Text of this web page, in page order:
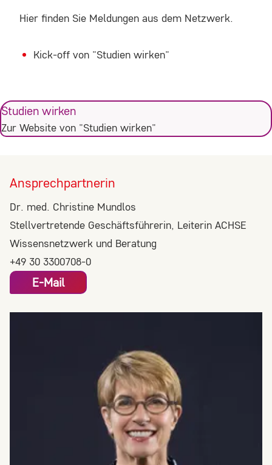
Hier finden Sie Meldungen aus dem Netzwerk.
Kick-off von "Studien wirken"
Studien wirken
Zur Website von "Studien wirken"
Ansprechpartnerin
Dr. med. Christine Mundlos
Stellvertretende Geschäftsführerin, Leiterin ACHSE
Wissensnetzwerk und Beratung
+49 30 3300708-0
E-Mail